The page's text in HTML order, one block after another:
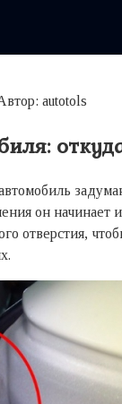
autotols
он начинает
отверстия,